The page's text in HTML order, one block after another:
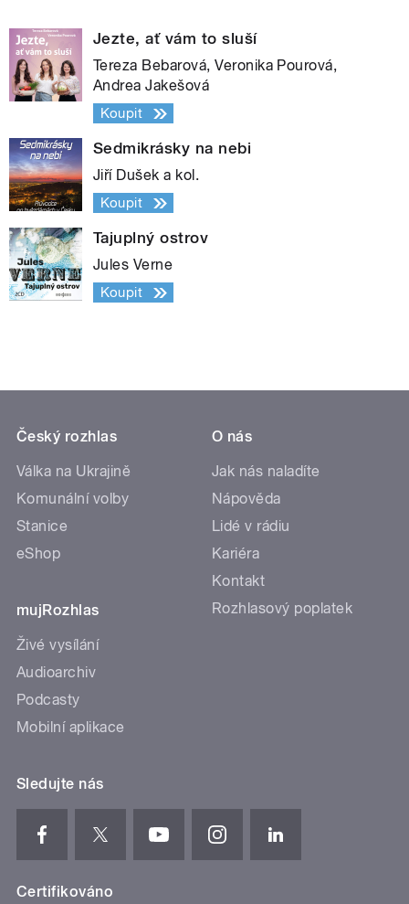
Jezte, ať vám to sluší
Tereza Bebarová, Veronika Pourová,
Andrea Jakešová
Koupit
Sedmikrásky na nebi
Jiří Dušek a kol.
Koupit
Tajuplný ostrov
Jules Verne
Koupit
Český rozhlas
Válka na Ukrajině
Komunální volby
Stanice
eShop
mujRozhlas
Živé vysílání
Audioarchiv
Podcasty
Mobilní aplikace
O nás
Jak nás naladíte
Nápověda
Lidé v rádiu
Kariéra
Kontakt
Rozhlasový poplatek
Sledujte nás
Certifikováno